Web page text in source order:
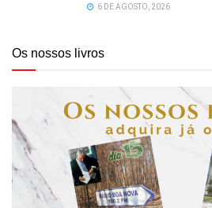
6 DE AGOSTO, 2026
Os nossos livros